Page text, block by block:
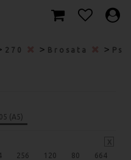
270 > Brosata >
(A5)
256 120 80 664